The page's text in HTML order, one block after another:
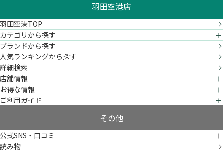
羽田空港店
羽田空港TOP
カテゴリから探す
ブランドから探す
人気ランキングから探す
詳細検索
店舗情報
お得な情報
ご利用ガイド
その他
公式SNS・口コミ
読み物